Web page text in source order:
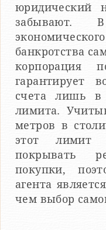
юридический
забывают.
банкротства
корпорация
гарантирует
счета лишь в
лимита.
метров в
этот лимит
покрывать
покупки,
агента
чем выбор